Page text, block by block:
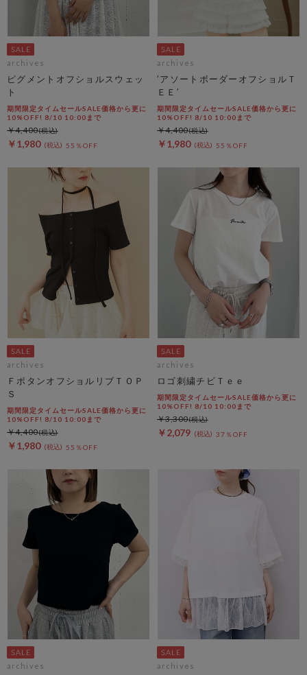
archives
ピグメントオフショルスウェッ
ト
期間限定タイムセールSALE価格から更に
10%OFF! 8/10 10:00まで
￥1,980 55％OFF
￥4,400
archives
’アソートボーダーオフショルＴ
ＥＥ’
期間限定タイムセールSALE価格から更に
10%OFF! 8/10 10:00まで
￥1,980 55％OFF
￥4,400
archives
ＦボタンオフショルリブＴＯＰ
Ｓ
期間限定タイムセールSALE価格から更に
10%OFF! 8/10 10:00まで
￥1,980 55％OFF
￥4,400
archives
ロゴ刺繍チビＴｅｅ
期間限定タイムセールSALE価格から更に
10%OFF! 8/10 10:00まで
￥2,079 37％OFF
￥3,300
archives archives